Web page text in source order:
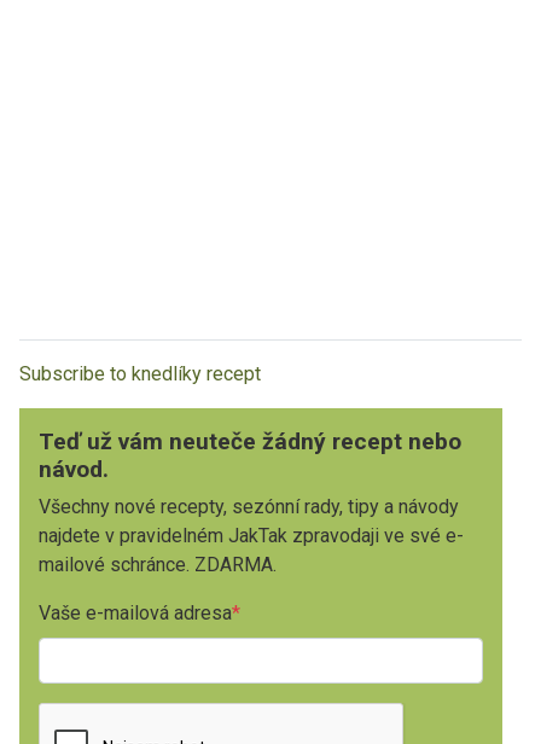
Subscribe to knedlíky recept
Teď už vám neuteče žádný recept nebo
návod.
Všechny nové recepty, sezónní rady, tipy a návody
najdete v pravidelném JakTak zpravodaji ve své e-
mailové schránce. ZDARMA.
Vaše e-mailová adresa